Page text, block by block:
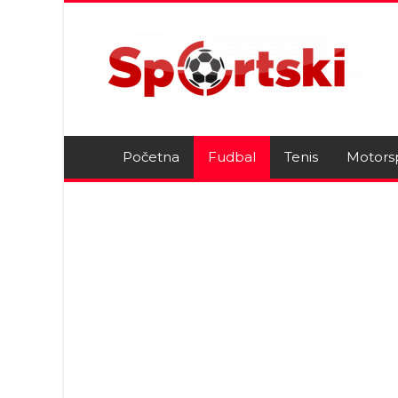
Početna Fudbal Tenis